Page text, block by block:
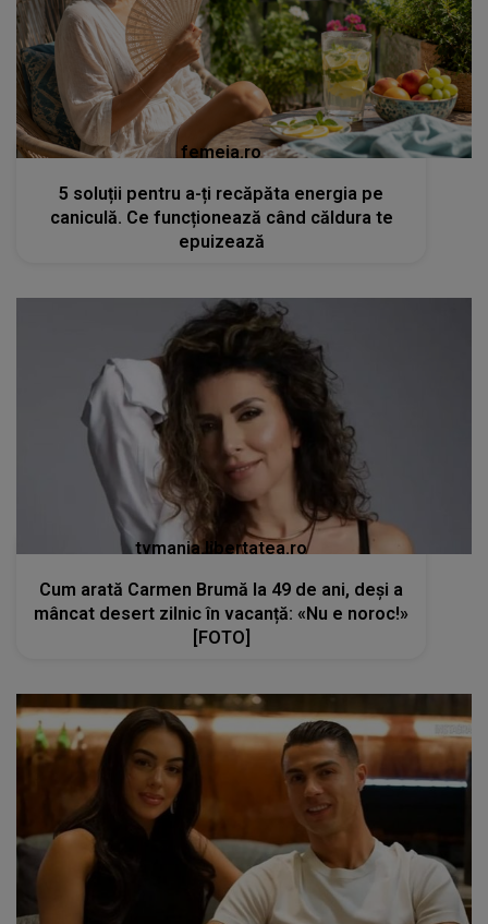
femeia.ro
5 soluții pentru a-ți recăpăta energia pe
caniculă. Ce funcționează când căldura te
epuizează
tvmania.libertatea.ro
Cum arată Carmen Brumă la 49 de ani, deși a
mâncat desert zilnic în vacanță: «Nu e noroc!»
[FOTO]